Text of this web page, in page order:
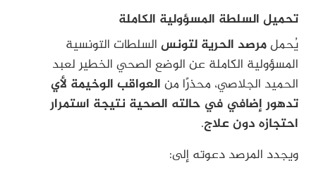
تحميل السلطة المسؤولية الكاملة
يُحملمرصد الحرية لتونس السلطات التونسية
المسؤولية الكاملة عن الوضع الصحي الخطير لعبد
الحميد الجلاصي، محذرًا من العواقب الوخيمة لأي
تدهور إضافي في حالته الصحية نتيجة استمرار
احتجازه دون علاج.
ويجدد المرصد دعوته إلى: